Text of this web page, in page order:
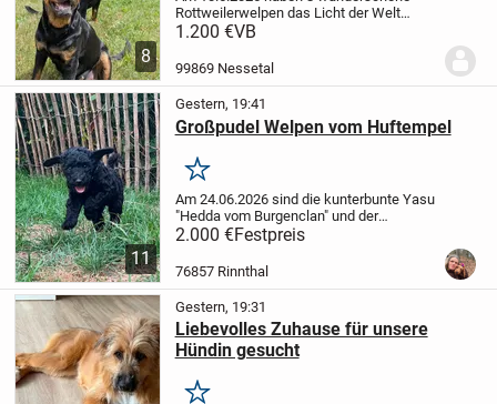
8
Rottweilerwelpen das Licht der Welt
erblickt. Davon suchen noch 1Rüde und 3
Frühester Abgabetermin wäre der
1.200 €VB
99869 Nessetal
11
Gestern, 19:41
Großpudel Welpen vom Huftempel
Merken
Am 24.06.2026 sind die kunterbunte Yasu
"Hedda vom Burgenclan" und der
liebevolle Frodo "Xanthos vom Chateau de
Fontainebleau" stolze Eltern von
putzmunteren, zuckersüßen, reinrassigen
Königspudel...
2.000 €Festpreis
76857 Rinnthal
Gestern, 19:31
Liebevolles Zuhause für unsere
Hündin gesucht